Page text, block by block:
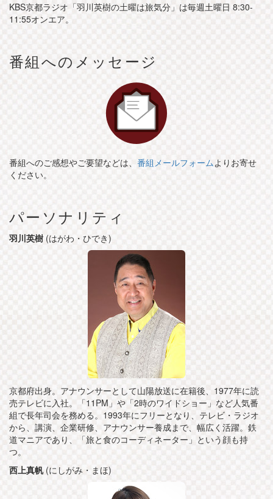
KBS京都ラジオ「羽川英樹の土曜は旅気分」は毎週土曜日 8:30-
11:55オンエア。
番組へのメッセージ
番組へのご感想やご要望などは、 番組メールフォームよりお寄せ
ください。
パーソナリティ
羽川英樹 (はがわ・ひでき)
京都府出身。アナウンサーとして山陽放送に在籍後、1977年に読
売テレビに入社。「11PM」や「2時のワイドショー」など人気番
組で長年司会を務める。1993年にフリーとなり、テレビ・ラジオ
から、講演、企業研修、アナウンサー養成まで、幅広く活躍。鉄
道マニアであり、「旅と食のコーディネーター」という顔も持
つ。
西上真帆(にしがみ・まほ)